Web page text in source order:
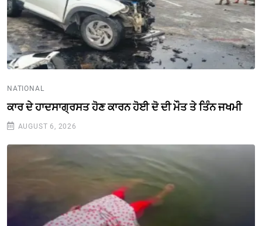
NATIONAL
ਕਾਰ ਦੇ ਹਾਦਸਾਗ੍ਰਸਤ ਹੋਣ ਕਾਰਨ ਹੋਈ ਦੋ ਦੀ ਮੌਤ ਤੇ ਤਿੰਨ ਜਖਮੀ
AUGUST 6, 2026